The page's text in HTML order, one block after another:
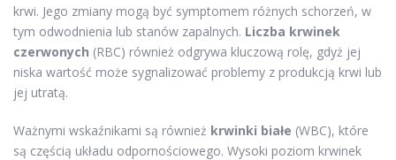
krwi. Jego zmiany mogą być symptomem różnych schorzeń, w
tym odwodnienia lub stanów zapalnych. Liczba krwinek
czerwonych (RBC) również odgrywa kluczową rolę, gdyż jej
niska wartość może sygnalizować problemy z produkcją krwi lub
jej utratą.
Ważnymi wskaźnikami są również krwinki białe (WBC), które
są częścią układu odpornościowego. Wysoki poziom krwinek